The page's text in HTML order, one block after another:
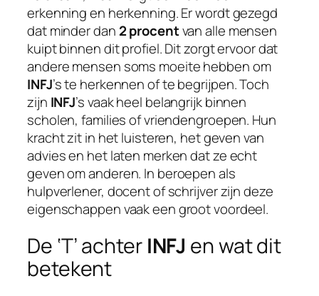
erkenning en herkenning. Er wordt gezegd
dat minder dan 2 procentvan alle mensen
kuipt binnen dit profiel. Dit zorgt ervoor dat
andere mensen soms moeite hebben om
INFJ’s te herkennen of te begrijpen. Toch
zijn INFJ’s vaak heel belangrijk binnen
scholen, families of vriendengroepen. Hun
kracht zit in het luisteren, het geven van
advies en het laten merken dat ze echt
geven om anderen. In beroepen als
hulpverlener, docent of schrijver zijn deze
eigenschappen vaak een groot voordeel.
De ‘T’ achter INFJ en wat dit
betekent